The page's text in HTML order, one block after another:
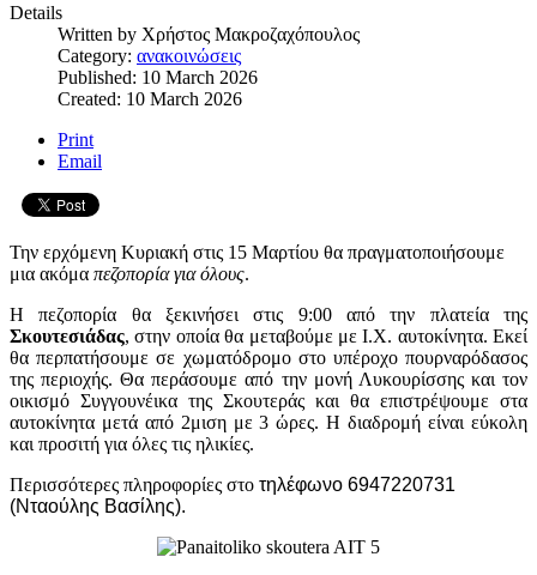
Details
Written by Χρήστος Μακροζαχόπουλος
Category: ανακοινώσεις
Published: 10 March 2026
Created: 10 March 2026
Print
Email
Την ερχόμενη Κυριακή στις 15 Μαρτίου θα πραγματοποιήσουμε
μια ακόμα πεζοπορία για όλους.
Η πεζοπορία θα ξεκινήσει στις 9:00 από την πλατεία της
Σκουτεσιάδας, στην οποία θα μεταβούμε με Ι.Χ. αυτοκίνητα. Εκεί
θα περπατήσουμε σε χωματόδρομο στο υπέροχο πουρναρόδασος
της περιοχής. Θα περάσουμε από την μονή Λυκουρίσσης και τον
οικισμό Συγγουνέικα της Σκουτεράς και θα επιστρέψουμε στα
αυτοκίνητα μετά από 2μιση με 3 ώρες. Η διαδρομή είναι εύκολη
και προσιτή για όλες τις ηλικίες.
Περισσότερες πληροφορίες στο τηλέφωνο 6947220731
(Νταούλης Βασίλης).